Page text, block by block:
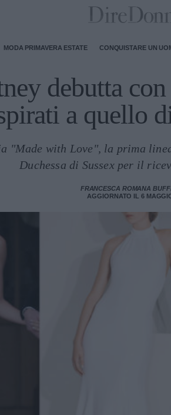
MODA PRIMAVERA ESTATE CONQUISTARE UN
debutta
a quello
"Made with Love", la prima
Duchessa di Sussex per il
FRANCESCA ROMANA
AGGIORNATO IL 6